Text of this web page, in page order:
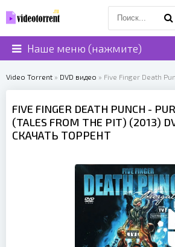
Наше меню (нажмите)
Video Torrent » DVD видео » Five Finger Death Punch -
FIVE FINGER DEATH PUNCH -
(TALES FROM THE PIT) (2013)
СКАЧАТЬ ТОРРЕНТ